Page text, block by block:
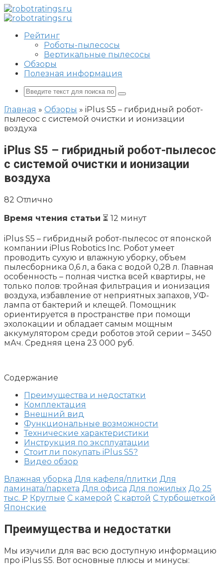
Перейти
к
Рейтинг
Роботы-пылесосы
Вертикальные пылесосы
Обзоры
Полезная информация
Поиск:
Главная » Обзоры » iPlus S5 – гибридный робот-
пылесос с системой очистки и ионизации
воздуха
iPlus S5 – гибридный робот-пылесос
с системой очистки и ионизации
воздуха
82 Отлично
Время чтения статьи ⏳ 12 минут
iPlus S5 – гибридный робот-пылесос от японской
компании iPlus Robotics Inc. Робот умеет
проводить сухую и влажную уборку, объем
пылесборника 0,6 л, а бака с водой 0,28 л. Главная
особенность – полная чистка всей квартиры, не
только полов: тройная фильтрация и ионизация
воздуха, избавление от неприятных запахов, УФ-
лампа от бактерий и клещей. Помощник
ориентируется в пространстве при помощи
эхолокации и обладает самым мощным
аккумулятором среди роботов этой серии – 3450
мАч. Средняя цена 23 000 руб.
Содержание
Преимущества и недостатки
Комплектация
Внешний вид
Функциональные возможности
Технические характеристики
Инструкция по эксплуатации
Стоит ли покупать iPlus S5?
Видео обзор
Влажная уборка Для кафеля/плитки Для
ламината/паркета Для офиса Для пожилых До 25
тыс. ₽ Круглые С камерой С картой С турбощеткой
Японские
Преимущества и недостатки
Мы изучили для вас всю доступную информацию
про iPlus S5. Вот основные плюсы и минусы: